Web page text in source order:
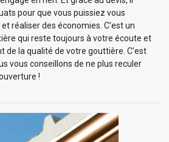
pour que vous puissiez vous
réaliser des économies. C’est un
qui reste toujours à votre écoute et
de la qualité de votre gouttière. C’est
vous conseillons de ne plus reculer
!